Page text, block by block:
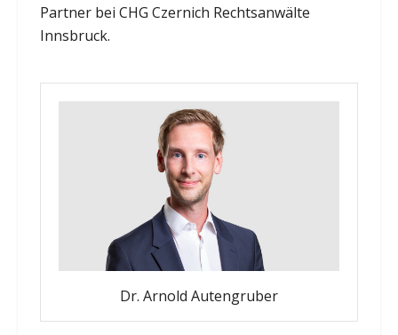
Partner bei CHG Czernich Rechtsanwälte
Innsbruck.
Dr. Arnold Autengruber